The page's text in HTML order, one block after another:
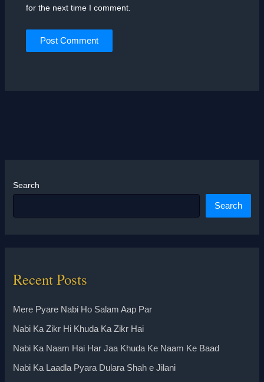
for the next time I comment.
Search
Search
Recent Posts
Mere Pyare Nabi Ho Salam Aap Par
Nabi Ka Zikr Hi Khuda Ka Zikr Hai
Nabi Ka Naam Hai Har Jaa Khuda Ke Naam Ke Baad
Nabi Ka Laadla Pyara Dulara Shah e Jilani